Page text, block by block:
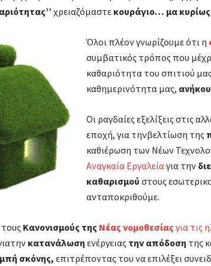
χρειαζόμαστεκουράγιο… μα
Όλοι πλέον γνωρίζουμε ότι η
συμβατικός τρόπος που
καθαριότητα του σπιτιού
καθημερινότητα μας,
Οι ραγδαίες εξελίξεις στις
εποχή, για τηνβελτίωση της
καθιέρωση των Νέων
Αναγκαία Εργαλείαγια την
καθαρισμού στους
ανταποκριθούμε.
Κανονισμούς της Νέας νομοθεσίαςγια τις
κατανάλωση ενέργειας την απόδοση της
σκόνης,επιτρέποντας του να επιλέξει